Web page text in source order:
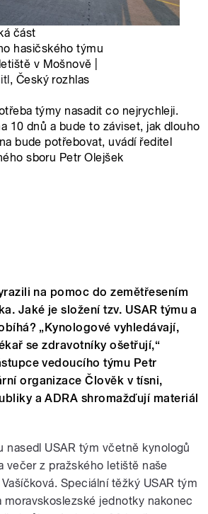
část
hasičského týmu
v Mošnově |
, Český rozhlas
týmy nasadit co nejrychleji.
10 dnů a bude to záviset, jak dlouho
bude potřebovat, uvádí ředitel
sboru Petr Olejšek
na pomoc do zemětřesením
Jaké je složení tzv. USAR týmu a
„Kynologové vyhledávají,
se zdravotníky ošetřují,“
vedoucího týmu Petr
organizace Člověk v tísni,
a ADRA shromažďují materiál
nasedl USAR tým včetně kynologů
večer z pražského letiště naše
Speciální těžký USAR tým
moravskoslezské jednotky nakonec